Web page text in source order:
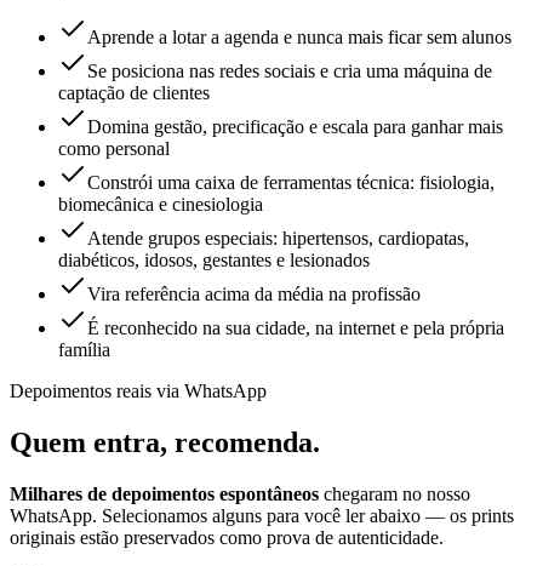
Aprende a lotar a agenda e nunca mais ficar sem alunos
Se posiciona nas redes sociais e cria uma máquina de
captação de clientes
Domina gestão, precificação e escala para ganhar mais
como personal
Constrói uma caixa de ferramentas técnica: fisiologia,
biomecânica e cinesiologia
Atende grupos especiais: hipertensos, cardiopatas,
diabéticos, idosos, gestantes e lesionados
Vira referência acima da média na profissão
É reconhecido na sua cidade, na internet e pela própria
família
Depoimentos reais via WhatsApp
Quem entra, recomenda.
Milhares de depoimentos espontâneos chegaram no nosso
WhatsApp. Selecionamos alguns para você ler abaixo — os prints
originais estão preservados como prova de autenticidade.